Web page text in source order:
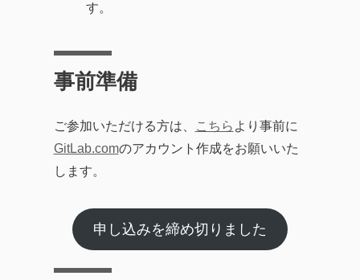
す。
事前準備
ご参加いただける方は、 こちら より事前に
GitLab.comのアカウント作成をお願いいた
します。
申し込みを締め切りました